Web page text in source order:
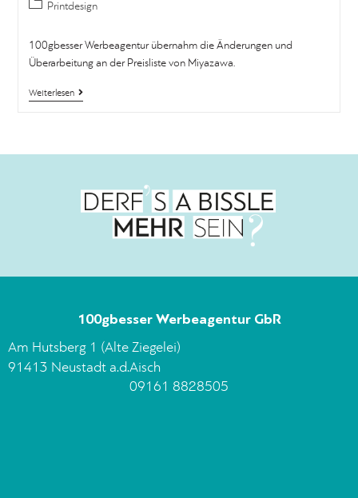
Printdesign
100gbesser Werbeagentur übernahm die Änderungen und
Überarbeitung an der Preisliste von Miyazawa.
Weiterlesen
100gbesser Werbeagentur GbR
Am Hutsberg 1 (Alte Ziegelei)
91413 Neustadt a.d.Aisch
09161 8828505